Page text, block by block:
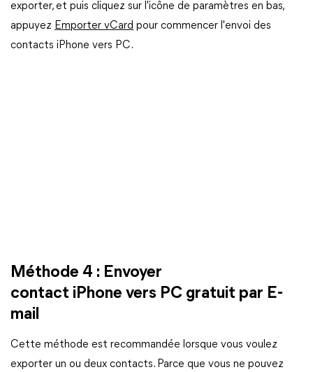
exporter, et puis cliquez sur l'icône de paramètres en bas,
appuyez Emporter vCard pour commencer l'envoi des
contacts iPhone vers PC.
Méthode 4 : Envoyer
contact iPhone vers PC gratuit par E-
mail
Cette méthode est recommandée lorsque vous voulez
exporter un ou deux contacts. Parce que vous ne pouvez